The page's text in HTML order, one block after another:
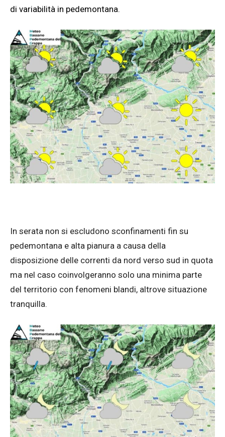
di variabilità in pedemontana.
In serata non si escludono sconfinamenti fin su
pedemontana e alta pianura a causa della
disposizione delle correnti da nord verso sud in quota
ma nel caso coinvolgeranno solo una minima parte
del territorio con fenomeni blandi, altrove situazione
tranquilla.